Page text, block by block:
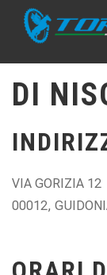
DI
VIA GORIZIA 12
00012,